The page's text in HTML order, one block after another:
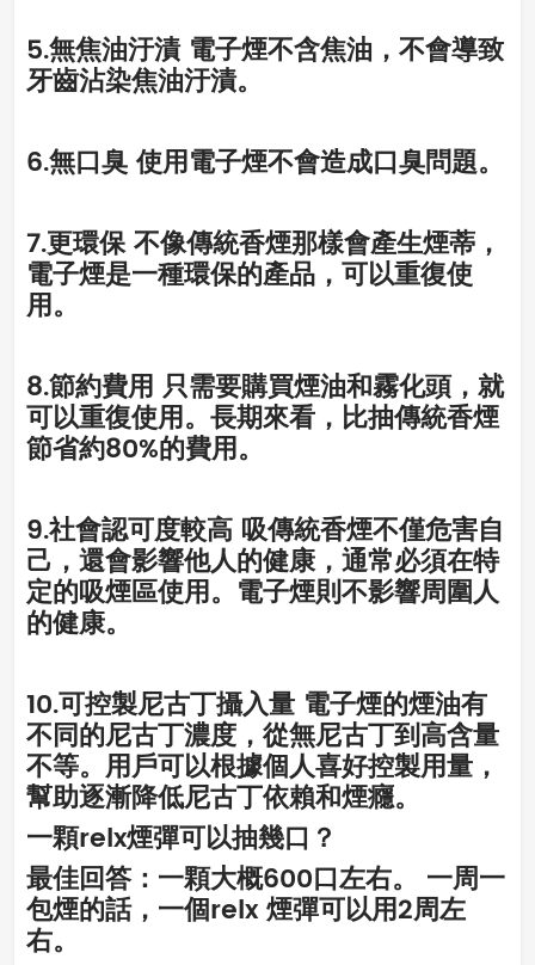
5.無焦油汙漬 電子煙不含焦油，不會導致
牙齒沾染焦油汙漬。
6.無口臭 使用電子煙不會造成口臭問題。
7.更環保 不像傳統香煙那樣會產生煙蒂，
電子煙是一種環保的產品，可以重復使
用。
8.節約費用 只需要購買煙油和霧化頭，就
可以重復使用。長期來看，比抽傳統香煙
節省約80%的費用。
9.社會認可度較高 吸傳統香煙不僅危害自
己，還會影響他人的健康，通常必須在特
定的吸煙區使用。電子煙則不影響周圍人
的健康。
10.可控製尼古丁攝入量 電子煙的煙油有
不同的尼古丁濃度，從無尼古丁到高含量
不等。用戶可以根據個人喜好控製用量，
幫助逐漸降低尼古丁依賴和煙癮。
一顆relx煙彈可以抽幾口？
最佳回答：一顆大概600口左右。 一周一
包煙的話，一個relx 煙彈可以用2周左
右。